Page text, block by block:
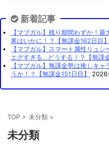
新着記事
【マブガル】残り期間わずか！
果はいかに！？【無課金162日目】
【マブガル】スマート属性リュ
エグすぎる…どうする！？【無課
【マブガル】無課金勢は推しキ
うか！？【無課金151日目】
TOP > 未分類 >
未分類